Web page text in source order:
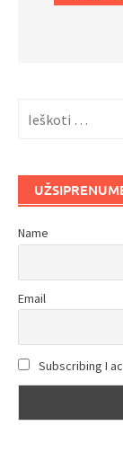
Name
Email
Subscribing I